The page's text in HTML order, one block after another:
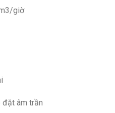
giờ
đặt âm trần